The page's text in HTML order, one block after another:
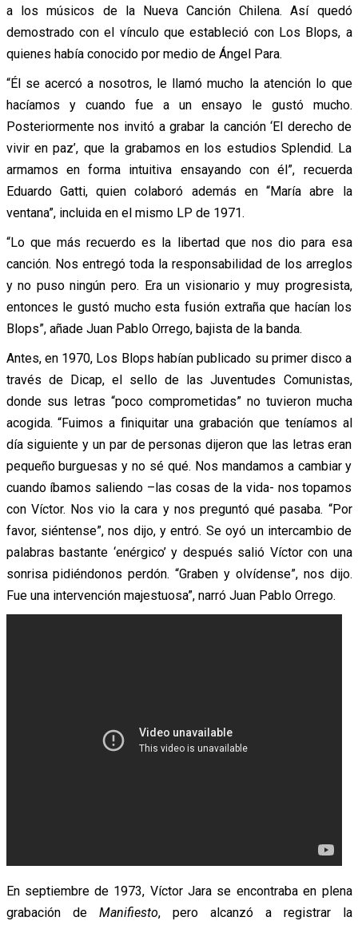
a los músicos de la Nueva Canción Chilena. Así quedó
demostrado con el vínculo que estableció con Los Blops, a
quienes había conocido por medio de Ángel Para.
“Él se acercó a nosotros, le llamó mucho la atención lo que
hacíamos y cuando fue a un ensayo le gustó mucho.
Posteriormente nos invitó a grabar la canción ‘El derecho de
vivir en paz’, que la grabamos en los estudios Splendid. La
armamos en forma intuitiva ensayando con él”, recuerda
Eduardo Gatti, quien colaboró además en “María abre la
ventana”, incluida en el mismo LP de 1971.
“Lo que más recuerdo es la libertad que nos dio para esa
canción. Nos entregó toda la responsabilidad de los arreglos
y no puso ningún pero. Era un visionario y muy progresista,
entonces le gustó mucho esta fusión extraña que hacían los
Blops”, añade Juan Pablo Orrego, bajista de la banda.
Antes, en 1970, Los Blops habían publicado su primer disco a
través de Dicap, el sello de las Juventudes Comunistas,
donde sus letras “poco comprometidas” no tuvieron mucha
acogida. “Fuimos a finiquitar una grabación que teníamos al
día siguiente y un par de personas dijeron que las letras eran
pequeño burguesas y no sé qué. Nos mandamos a cambiar y
cuando íbamos saliendo –las cosas de la vida- nos topamos
con Víctor. Nos vio la cara y nos preguntó qué pasaba. “Por
favor, siéntense”, nos dijo, y entró. Se oyó un intercambio de
palabras bastante ‘enérgico’ y después salió Víctor con una
sonrisa pidiéndonos perdón. “Graben y olvídense”, nos dijo.
Fue una intervención majestuosa”, narró Juan Pablo Orrego.
En septiembre de 1973, Víctor Jara se encontraba en plena
grabación de Manifiesto, pero alcanzó a registrar la